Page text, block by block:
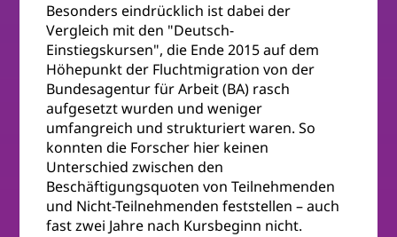
Besonders eindrücklich ist dabei der
Vergleich mit den "Deutsch-
Einstiegskursen", die Ende 2015 auf dem
Höhepunkt der Fluchtmigration von der
Bundesagentur für Arbeit (BA) rasch
aufgesetzt wurden und weniger
umfangreich und strukturiert waren. So
konnten die Forscher hier keinen
Unterschied zwischen den
Beschäftigungsquoten von Teilnehmenden
und Nicht-Teilnehmenden feststellen – auch
fast zwei Jahre nach Kursbeginn nicht.